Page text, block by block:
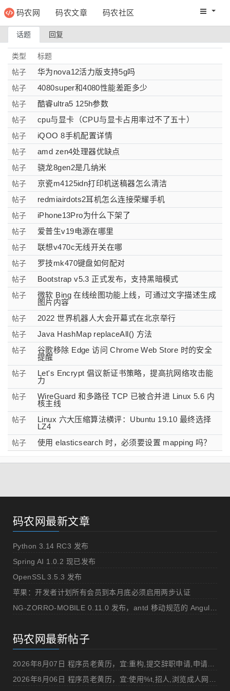
码农网 码农文章 码农社区 码农网
话题 回复
类型
标题
帖子
华为nova12活力版支持5g吗
帖子 4080super和4080性能差距多少
帖子 酷睿ultra5 125h参数
帖子 cpu与显卡（CPU与显卡占用率过不了五十）
帖子 iQOO 8手机配置详情
帖子 amd zen4处理器优缺点
帖子 骁龙8gen2是几纳米
帖子 京瓷m4125idn打印机送稿器怎么清洁
帖子 redmiairdots2耳机怎么连接荣耀手机
帖子 iPhone13Pro为什么下架了
帖子 爱普生v19电源在哪里
帖子 联想v470c无线开关在哪
帖子 罗技mk470键盘如何配对
帖子 Bootstrap v5.3 正式发布，支持黑暗模式
帖子
微软 Bing 在线绘图功能上线，可通过文字描述生成
图片内容
帖子 2022 世界机器人大会开幕式在北京举行
帖子 Java HashMap replaceAll() 方法
帖子
谷歌移除 Edge 访问 Chrome Web Store 时的安全
提醒
帖子
Let's Encrypt​​​​​​​ 倡议新证书策略，提高抗网络攻击能
力
帖子
WireGuard 和多路径 TCP 已被合并进 Linux 5.6 内
核主线
帖子
Linux 六大压缩算法横评：Ubuntu 19.10 最终选择
LZ4
帖子 使用 elasticsearch 时，必须要设置 mapping 吗？
码农网最新文章
Python 3.14 RC3 发布
Spring AI 1.0.2 现已发布
OpenSSL 3.5.3 发布
苹果：开发者计划所有会员到本月底必须启用两步认证
码农网最新帖子